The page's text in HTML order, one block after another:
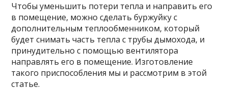
Чтобы уменьшить потери тепла и направить его
в помещение, можно сделать буржуйку с
дополнительным теплообменником, который
будет снимать часть тепла с трубы дымохода, и
принудительно с помощью вентилятора
направлять его в помещение. Изготовление
такого приспособления мы и рассмотрим в этой
статье.